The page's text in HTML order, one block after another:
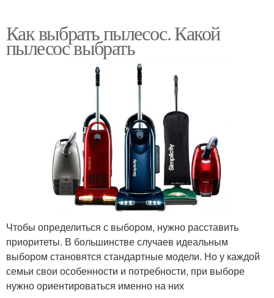
Как выбрать пылесос. Какой
пылесос выбрать
Чтобы определиться с выбором, нужно расставить
приоритеты. В большинстве случаев идеальным
выбором становятся стандартные модели. Но у каждой
семьи свои особенности и потребности, при выборе
нужно ориентироваться именно на них